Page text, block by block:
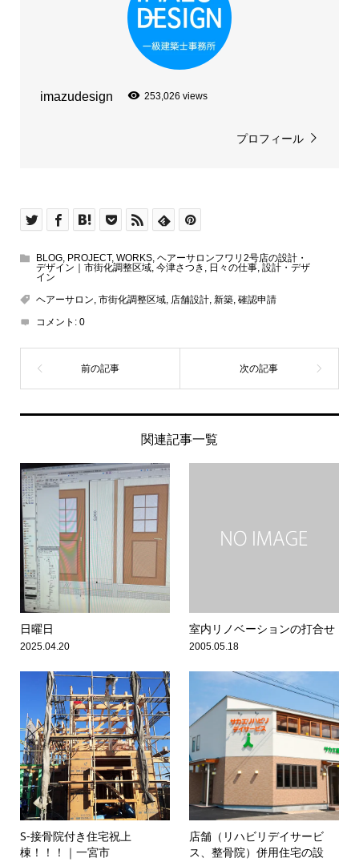
imazudesign 253,026 views
プロフィール
BLOG, PROJECT, WORKS, ヘアーサロンフワリ2号店の設計・
デザイン｜市街化調整区域, 今津さつき , 日々の仕事, 設計・デザ
イン
ヘアーサロン, 市街化調整区域, 店舗設計, 新築, 確認申請
コメント: 0
関連記事一覧
日曜日
2025.04.20
室内リノベーションの打合せ
2005.05.18
S-接骨院付き住宅祝上
棟！！！｜一宮市
店舗（リハビリデイサービ
ス、整骨院）併用住宅の設